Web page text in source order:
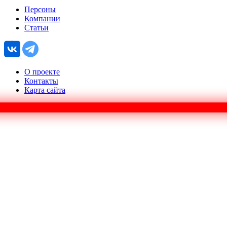
Персоны
Компании
Статьи
О проекте
Контакты
Карта сайта